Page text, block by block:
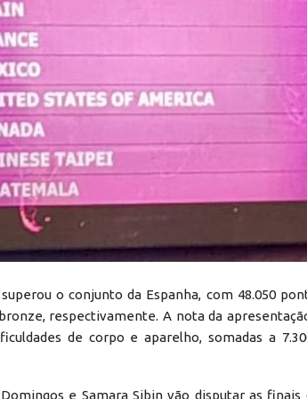
o conjunto da Espanha, com 48.050
respectivamente. A nota da
de corpo e aparelho, somadas a
e Samara Sibin vão disputar as finais